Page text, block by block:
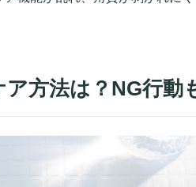
方法は？NG行動